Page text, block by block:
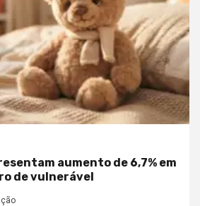
aumento de 6,7% em
de vulnerável